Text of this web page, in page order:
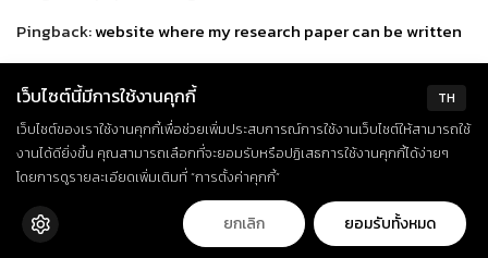
Pingback:website where my research paper can be written
Pingback:write my essay uk reviews
essay on how a free car can help me
Pingback: business ethics essay uk
Pingback:
how to buy terbinafine 250mg
Pingback:
digoxin 0.25 mg pharmacy
TH
เว็บไซต์นี้มีการใช้งานคุกกี้
เว็บไซต์ของเราใช้งานคุกกี้เพื่อช่วยเพิ่มประสบการณ์การใช้งานเว็บไซต์ให้สามารถใช้
งานได้ดียิ่งขึ้น คุณสามารถเลือกที่จะยอมรับหรือปฏิเสธการใช้งานคุกกี้ได้ง่ายๆ
โดยการดูรายละเอียดเพิ่มเติมที่ “การตั้งค่าคุกกี้”
ยกเลิก ยอมรับทั้งหมด